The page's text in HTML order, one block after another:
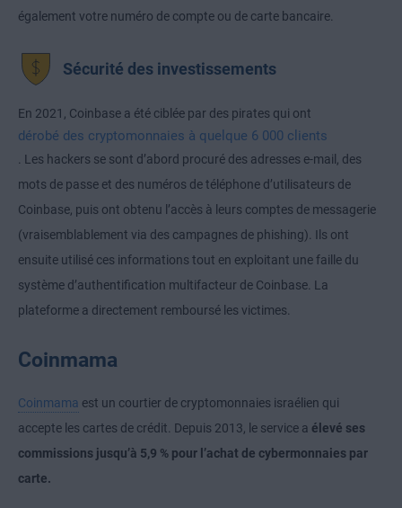
également votre numéro de compte ou de carte bancaire.
Sécurité des investissements
En 2021, Coinbase a été ciblée par des pirates qui ont
dérobé des cryptomonnaies à quelque 6 000 clients
. Les hackers se sont d’abord procuré des adresses e-mail, des
mots de passe et des numéros de téléphone d’utilisateurs de
Coinbase, puis ont obtenu l’accès à leurs comptes de messagerie
(vraisemblablement via des campagnes de phishing). Ils ont
ensuite utilisé ces informations tout en exploitant une faille du
système d’authentification multifacteur de Coinbase. La
plateforme a directement remboursé les victimes.
Coinmama
Coinmama est un courtier de cryptomonnaies israélien qui
accepte les cartes de crédit. Depuis 2013, le service a élevé ses
commissions jusqu’à 5,9 % pour l’achat de cybermonnaies par
carte.